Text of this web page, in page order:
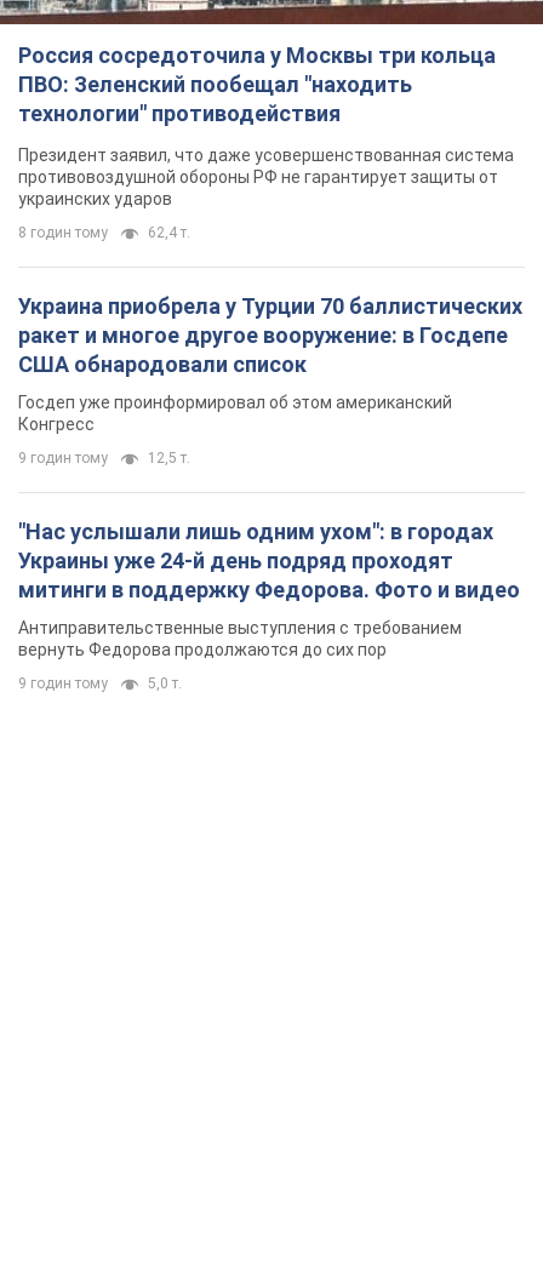
Россия сосредоточила у Москвы три кольца
ПВО: Зеленский пообещал "находить
технологии" противодействия
Президент заявил, что даже усовершенствованная система
противовоздушной обороны РФ не гарантирует защиты от
украинских ударов
8 годин тому 62,4 т.
Украина приобрела у Турции 70 баллистических
ракет и многое другое вооружение: в Госдепе
США обнародовали список
Госдеп уже проинформировал об этом американский
Конгресс
9 годин тому 12,5 т.
"Нас услышали лишь одним ухом": в городах
Украины уже 24-й день подряд проходят
митинги в поддержку Федорова. Фото и видео
Антиправительственные выступления с требованием
вернуть Федорова продолжаются до сих пор
9 годин тому 5,0 т.